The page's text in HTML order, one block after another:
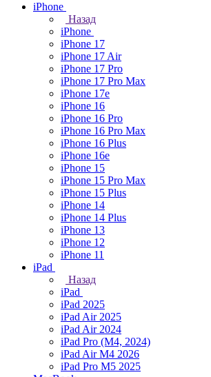
iPhone
Назад
iPhone
iPhone 17
iPhone 17 Air
iPhone 17 Pro
iPhone 17 Pro Max
iPhone 17e
iPhone 16
iPhone 16 Pro
iPhone 16 Pro Max
iPhone 16 Plus
iPhone 16e
iPhone 15
iPhone 15 Pro Max
iPhone 15 Plus
iPhone 14
iPhone 14 Plus
iPhone 13
iPhone 12
iPhone 11
iPad
Назад
iPad
iPad 2025
iPad Air 2025
iPad Air 2024
iPad Pro (M4, 2024)
iPad Air M4 2026
iPad Pro M5 2025